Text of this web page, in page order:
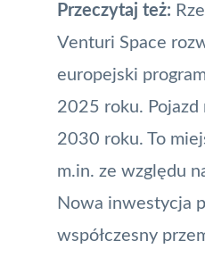
Przeczytaj też:
Venturi Space
europejski
2025 roku. Pojazd
2030 roku. To
m.in. ze względu
Nowa inwestycja
współczesny